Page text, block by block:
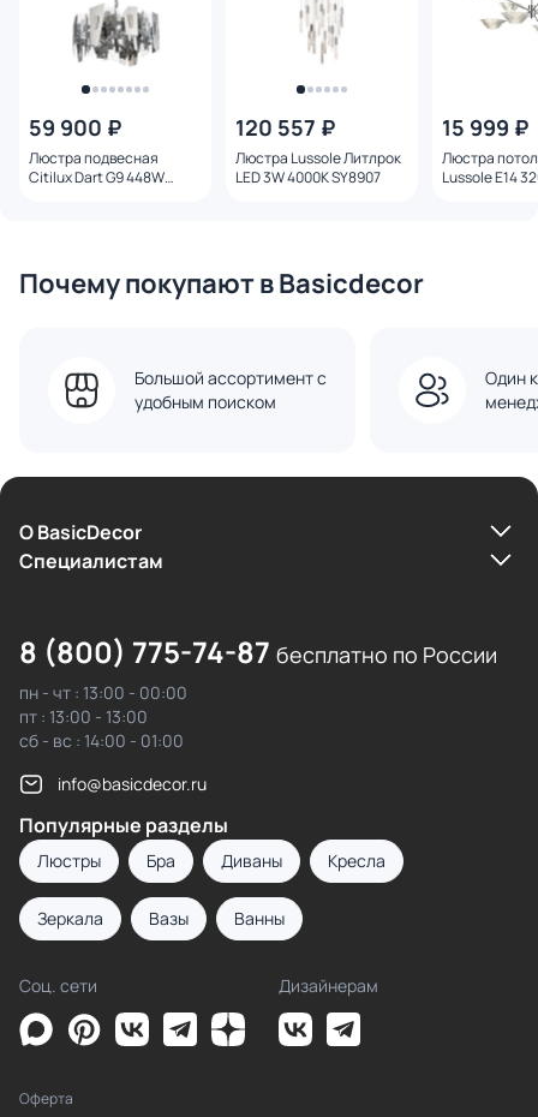
59 900 ₽
Люстра подвесная
Citilux Dart G9 448W
120 557 ₽
Люстра Lussole Литлрок
LED 3W 4000K SY8907
15 999 ₽
Люстра
Lussole E14
Почему покупают в Basicdecor
Большой ассортимент с
удобным поиском
Один
О BasicDecor
Cпециалистам
8 (800) 775-74-87 бесплатно по России
пн - чт : 13:00 - 00:00
пт : 13:00 - 13:00
сб - вс : 14:00 - 01:00
info@basicdecor.ru
Популярные разделы
Люстры Бра Диваны Кресла
Зеркала Вазы Ванны
Соц. сети Дизайнерам
Оферта